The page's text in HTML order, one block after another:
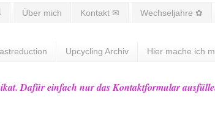
Über mich Kontakt ✉ Wechseljahre ✿
Upcycling Archiv Hier mache ich
Dafür einfach nur das Kontaktformular